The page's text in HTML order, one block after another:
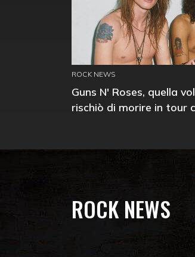
ROCK NEWS
Guns N' Roses, quella
rischiò di morire in tour
ROCK NEWS